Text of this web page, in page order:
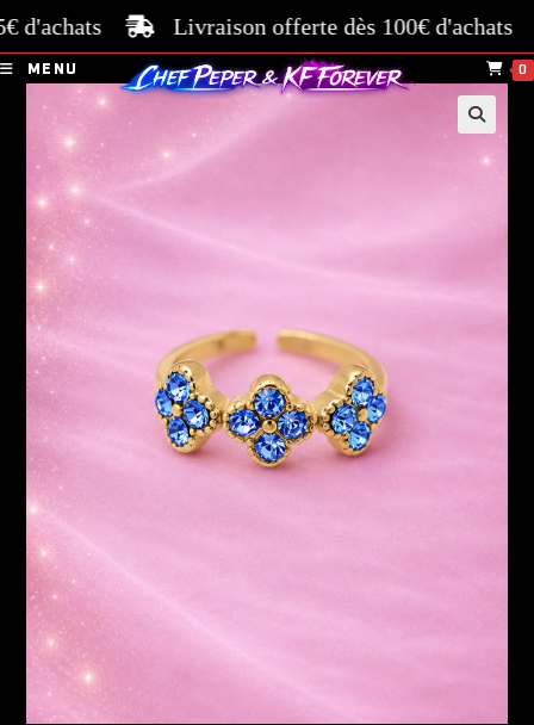
Livraison offerte dès 100€ d'achats
MENU 0